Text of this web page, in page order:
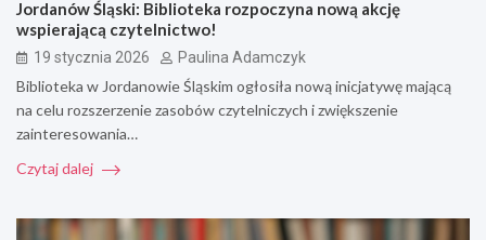
Jordanów Śląski: Biblioteka rozpoczyna nową akcję
wspierającą czytelnictwo!
19 stycznia 2026 Paulina Adamczyk
Biblioteka w Jordanowie Śląskim ogłosiła nową inicjatywę mającą
na celu rozszerzenie zasobów czytelniczych i zwiększenie
zainteresowania…
Czytaj dalej